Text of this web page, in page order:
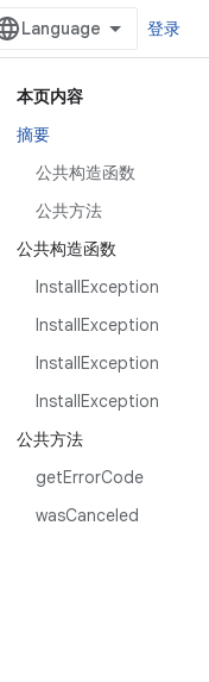
登录
本页内容
摘要
公共构造函数
公共方法
公共构造函数
InstallException
InstallException
InstallException
InstallException
公共方法
getErrorCode
wasCanceled